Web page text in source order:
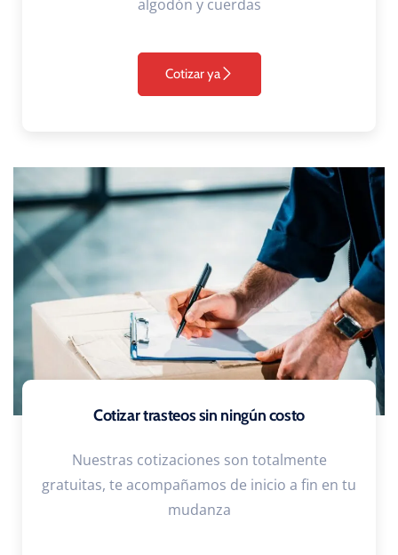
algodón y cuerdas
Cotizar ya
Cotizar trasteos sin ningún costo
Nuestras cotizaciones son totalmente
gratuitas, te acompañamos de inicio a fin en tu
mudanza